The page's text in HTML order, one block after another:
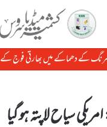
دھماکے میں بھارتی فوج کے 2اہلکار زخمی
سیاح لاپتہ ہو گیا